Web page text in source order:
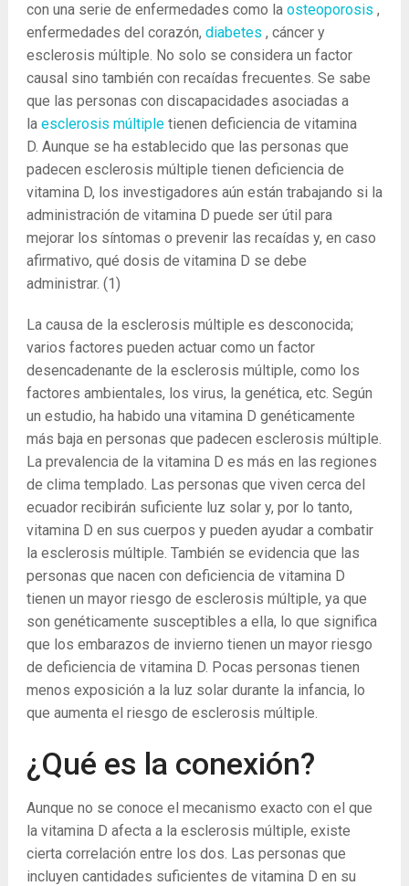
con una serie de enfermedades como la osteoporosis ,
enfermedades del corazón, diabetes , cáncer y
esclerosis múltiple. No solo se considera un factor
causal sino también con recaídas frecuentes. Se sabe
que las personas con discapacidades asociadas a
la esclerosis múltipletienen deficiencia de vitamina
D. Aunque se ha establecido que las personas que
padecen esclerosis múltiple tienen deficiencia de
vitamina D, los investigadores aún están trabajando si la
administración de vitamina D puede ser útil para
mejorar los síntomas o prevenir las recaídas y, en caso
afirmativo, qué dosis de vitamina D se debe
administrar. (1)
La causa de la esclerosis múltiple es desconocida;
varios factores pueden actuar como un factor
desencadenante de la esclerosis múltiple, como los
factores ambientales, los virus, la genética, etc. Según
un estudio, ha habido una vitamina D genéticamente
más baja en personas que padecen esclerosis múltiple.
La prevalencia de la vitamina D es más en las regiones
de clima templado. Las personas que viven cerca del
ecuador recibirán suficiente luz solar y, por lo tanto,
vitamina D en sus cuerpos y pueden ayudar a combatir
la esclerosis múltiple. También se evidencia que las
personas que nacen con deficiencia de vitamina D
tienen un mayor riesgo de esclerosis múltiple, ya que
son genéticamente susceptibles a ella, lo que significa
que los embarazos de invierno tienen un mayor riesgo
de deficiencia de vitamina D. Pocas personas tienen
menos exposición a la luz solar durante la infancia, lo
que aumenta el riesgo de esclerosis múltiple.
¿Qué es la conexión?
Aunque no se conoce el mecanismo exacto con el que
la vitamina D afecta a la esclerosis múltiple, existe
cierta correlación entre los dos. Las personas que
incluyen cantidades suficientes de vitamina D en su